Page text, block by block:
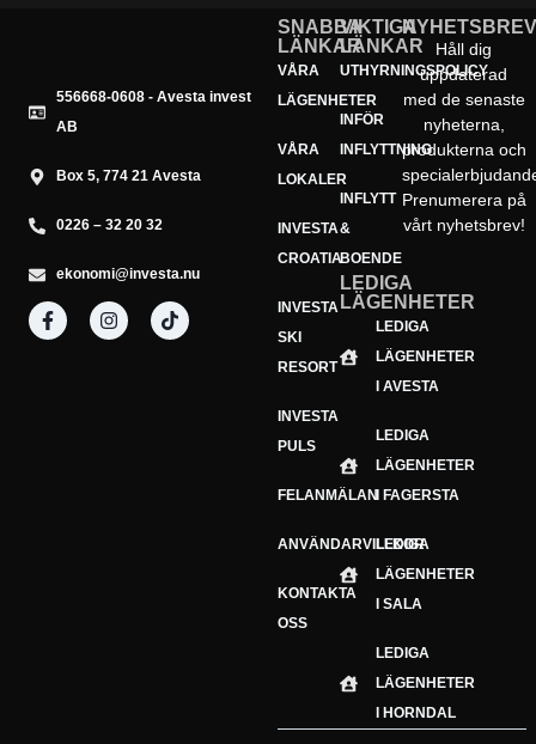
556668-0608 - Avesta invest
AB
Box 5, 774 21 Avesta
0226 – 32 20 32
ekonomi@investa.nu
SNABBA
LÄNKAR
VÅRA
LÄGENHETER
VÅRA
LOKALER
INVESTA
CROATIA
INVESTA
SKI
RESORT
INVESTA
PULS
FELANMÄLAN
ANVÄNDARVILLKOR
KONTAKTA
OSS
VIKTIGA
LÄNKAR
UTHYRNINGSPOLICY
INFÖR
INFLYTTNING
INFLYTT
&
BOENDE
LEDIGA
LÄGENHETER
LEDIGA
LÄGENHETER
I AVESTA
LEDIGA
LÄGENHETER
I FAGERSTA
LEDIGA
LÄGENHETER
I SALA
LEDIGA
LÄGENHETER
I HORNDAL
NYHETSBREV
Håll dig
uppdaterad
med de senaste
nyheterna,
produkterna och
Prenumerera på
vårt nyhetsbrev!
E-
postadress
Prenumerera